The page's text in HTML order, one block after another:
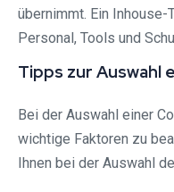
übernimmt. Ein
Personal, Tools und
Tipps zur
Bei der Auswahl einer
wichtige Faktoren zu
Ihnen bei der Auswahl